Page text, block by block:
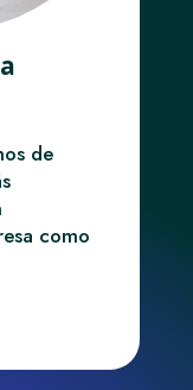
de
como